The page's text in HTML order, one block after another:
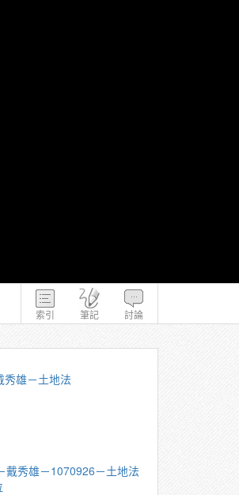
索引 筆記 討論
秀雄－土地法
戴秀雄－1070926－土地法